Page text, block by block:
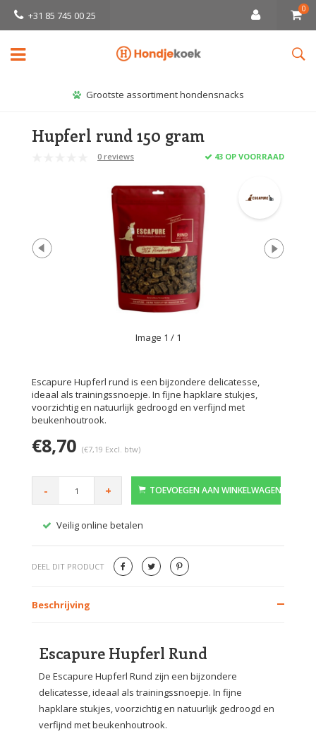
+31 85 745 00 25
0
Grootste assortiment hondensnacks
Hupferl rund 150 gram
0 reviews 43 OP VOORRAAD
Image 1 / 1
Escapure Hupferl rund is een bijzondere delicatesse,
ideaal als trainingssnoepje. In fijne hapklare stukjes,
voorzichtig en natuurlijk gedroogd en verfijnd met
beukenhoutrook.
€8,70 (€7,19 Excl. btw)
- + TOEVOEGEN AAN WINKELWAGEN
Veilig online betalen
DEEL DIT PRODUCT
Beschrijving
Escapure Hupferl Rund
De Escapure Hupferl Rund zijn een bijzondere
delicatesse, ideaal als trainingssnoepje. In fijne
hapklare stukjes, voorzichtig en natuurlijk gedroogd en
verfijnd met beukenhoutrook.